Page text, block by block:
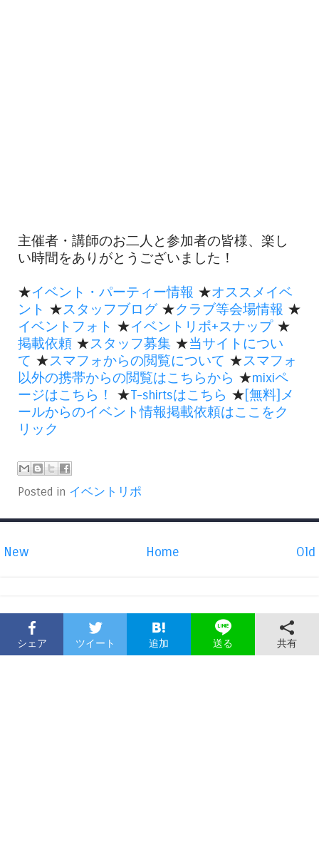
主催者・講師のお二人と参加者の皆様、楽し
い時間をありがとうございました！
★イベント・パーティー情報 ★オススメイベ
ント ★スタッフブログ ★クラブ等会場情報 ★
イベントフォト ★イベントリポ+スナップ★
掲載依頼 ★スタッフ募集 ★当サイトについ
て ★スマフォからの閲覧について ★スマフォ
以外の携帯からの閲覧はこちらから ★mixiペ
ージはこちら！
★T-shirtsはこちら ★[無料]メ
ールからのイベント情報掲載依頼はここをク
リック
Posted in イベントリポ
New Old
Home
シェア ツイート 追加 送る 共有